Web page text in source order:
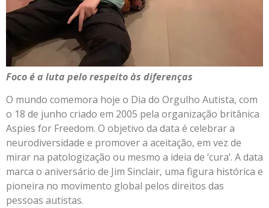
Foco é a luta pelo respeito às diferenças
O mundo comemora hoje o Dia do Orgulho Autista, com
o 18 de junho criado em 2005 pela organização britânica
Aspies for Freedom. O objetivo da data é celebrar a
neurodiversidade e promover a aceitação, em vez de
mirar na patologização ou mesmo a ideia de ‘cura’. A data
marca o aniversário de Jim Sinclair, uma figura histórica e
pioneira no movimento global pelos direitos das
pessoas autistas.